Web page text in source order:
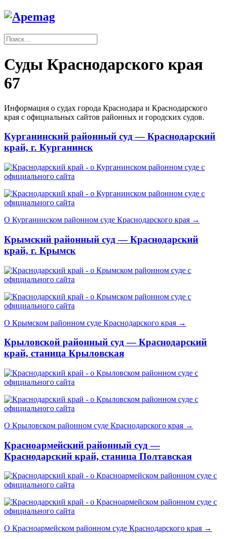
Суды Краснодарского края
67
Информация о судах города Краснодара и Краснодарского
края с официальных сайтов районных и городских судов.
Курганинский районный суд — Краснодарский
край, г. Курганинск
О Курганинском районном суде Краснодарского края →
Крымский районный суд — Краснодарский
край, г. Крымск
О Крымском районном суде Краснодарского края →
Крыловской районный суд — Краснодарский
край, станица Крыловская
О Крыловском районном суде Краснодарского края →
Красноармейский районный суд —
Краснодарский край, станица Полтавская
О Красноармейском районном суде Краснодарского края →